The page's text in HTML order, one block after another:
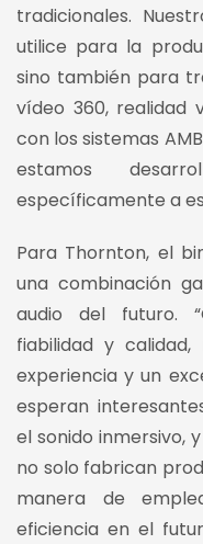
tradicionales.
utilice para la
sino también para
vídeo 360, realidad
con los sistemas
estamos
específicamente a
Para Thornton, el
una combinación
audio del futuro.
fiabilidad y
experiencia y un
esperan
el sonido inmersivo,
no solo fabrican
manera de
eficiencia en el